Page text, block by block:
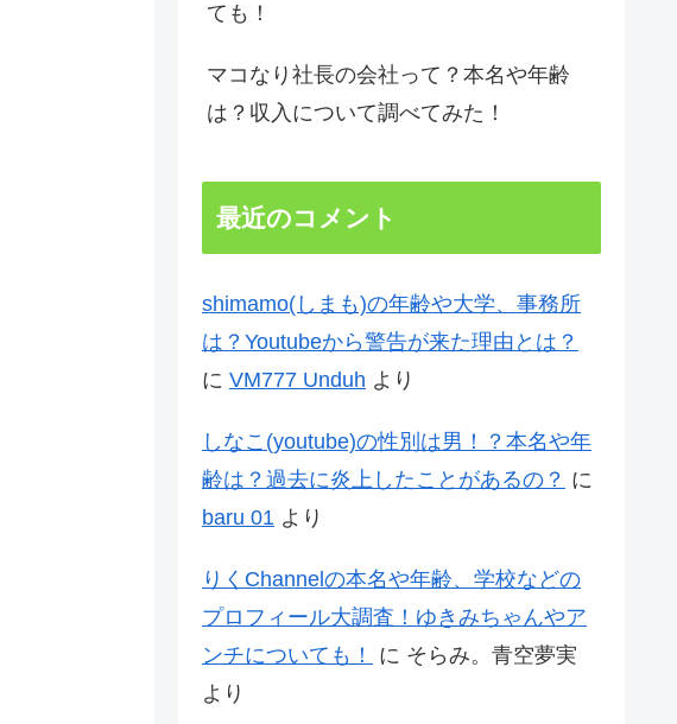
ても！
マコなり社長の会社って？本名や年齢
は？収入について調べてみた！
最近のコメント
shimamo(しまも)の年齢や大学、事務所
は？Youtubeから警告が来た理由とは？
に VM777 Unduh より
しなこ(youtube)の性別は男！？本名や年
齢は？過去に炎上したことがあるの？ に
baru 01 より
りくChannelの本名や年齢、学校などの
プロフィール大調査！ゆきみちゃんやア
ンチについても！
に そらみ。青空夢実
より